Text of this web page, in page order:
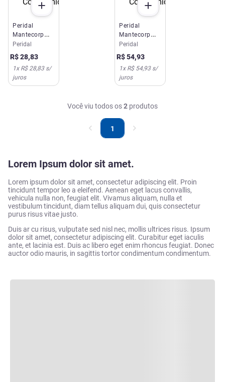
Peridal
Mantecorp
10mg 30
Comprimidos
Peridal
R$28,83
1x R$ 28,83s/
juros
Peridal
Mantecorp
10mg 60
Comprimidos
Peridal
R$54,93
1x R$ 54,93s/
juros
Você viu todos os2 produtos
1
Lorem Ipsum dolor sit amet.
Lorem ipsum dolor sit amet, consectetur adipiscing elit. Proin
tincidunt tempor leo a eleifend. Aenean eget lacus convallis,
vehicula nulla non, feugiat elit. Vivamus aliquam, nulla et
vestibulum tincidunt, diam tellus aliquam dui, quis consectetur
purus risus vitae justo.
Duis ar cu risus, vulputate sed nisl nec, mollis ultrices risus. Ipsum
dolor sit amet, consectetur adipiscing elit. Curabitur eget iaculis
ante, et lacinia est. Duis ac libero eget enim rhoncus feugiat. Donec
auctor odio mauris, in sagittis tortor condimentum condimentum.